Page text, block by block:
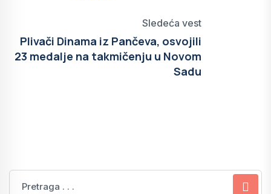
Sledeća vest
Plivači Dinama iz Pančeva, osvojili
23 medalje na takmičenju u Novom
Sadu